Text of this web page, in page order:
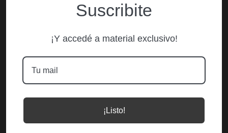
No me hables tan temprano
Suscribite
¡Y accedé a material exclusivo!
¡Listo!